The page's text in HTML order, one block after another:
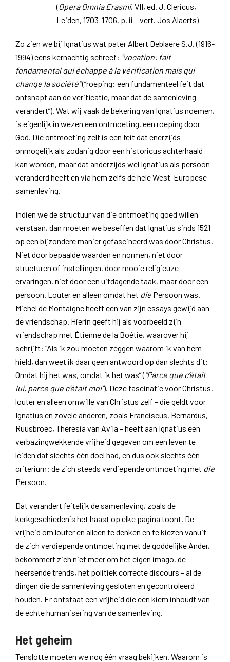
(Opera Omnia Erasmi, VII, ed. J. Clericus,
Leiden, 1703-1706, p. ii – vert. Jos Alaerts)
Zo zien we bij Ignatius wat pater Albert Deblaere S.J. (1916-
1994) eens kernachtig schreef: “vocation: fait
fondamental qui échappe à la vérification mais qui
change la société”(“roeping: een fundamenteel feit dat
ontsnapt aan de verificatie, maar dat de samenleving
verandert”). Wat wij vaak de bekering van Ignatius noemen,
is eigenlijk in wezen een ontmoeting, een roeping door
God. Die ontmoeting zelf is een feit dat enerzijds
onmogelijk als zodanig door een historicus achterhaald
kan worden, maar dat anderzijds wel Ignatius als persoon
veranderd heeft en via hem zelfs de hele West-Europese
samenleving.
Indien we de structuur van die ontmoeting goed willen
verstaan, dan moeten we beseffen dat Ignatius sinds 1521
op een bijzondere manier gefascineerd was door Christus.
Niet door bepaalde waarden en normen, niet door
structuren of instellingen, door mooie religieuze
ervaringen, niet door een uitdagende taak, maar door een
persoon. Louter en alleen omdat het die Persoon was.
Michel de Montaigne heeft een van zijn essays gewijd aan
de vriendschap. Hierin geeft hij als voorbeeld zijn
vriendschap met Étienne de la Boétie, waarover hij
schrijft: “Als ik zou moeten zeggen waarom ik van hem
hield, dan weet ik daar geen antwoord op dan slechts dit:
Omdat hij het was, omdat ik het was” (“Parce que c’était
lui, parce que c’était moi”). Deze fascinatie voor Christus,
louter en alleen omwille van Christus zelf – die geldt voor
Ignatius en zovele anderen, zoals Franciscus, Bernardus,
Ruusbroec, Theresia van Avila – heeft aan Ignatius een
verbazingwekkende vrijheid gegeven om een leven te
leiden dat slechts één doel had, en dus ook slechts één
criterium: de zich steeds verdiepende ontmoeting met die
Persoon.
Dat verandert feitelijk de samenleving, zoals de
kerkgeschiedenis het haast op elke pagina toont. De
vrijheid om louter en alleen te denken en te kiezen vanuit
de zich verdiepende ontmoeting met de goddelijke Ander,
bekommert zich niet meer om het eigen imago, de
heersende trends, het politiek correcte discours – al de
dingen die de samenleving gesloten en gecontroleerd
houden. Er ontstaat een vrijheid die een kiem inhoudt van
de echte humanisering van de samenleving.
Het geheim
Tenslotte moeten we nog één vraag bekijken. Waarom is